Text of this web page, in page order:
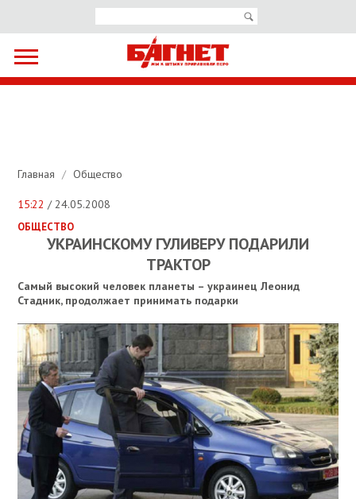
Главная / Общество
15:22 / 24.05.2008
ОБЩЕСТВО
УКРАИНСКОМУ ГУЛИВЕРУ ПОДАРИЛИ
ТРАКТОР
Самый высокий человек планеты – украинец Леонид
Стадник, продолжает принимать подарки